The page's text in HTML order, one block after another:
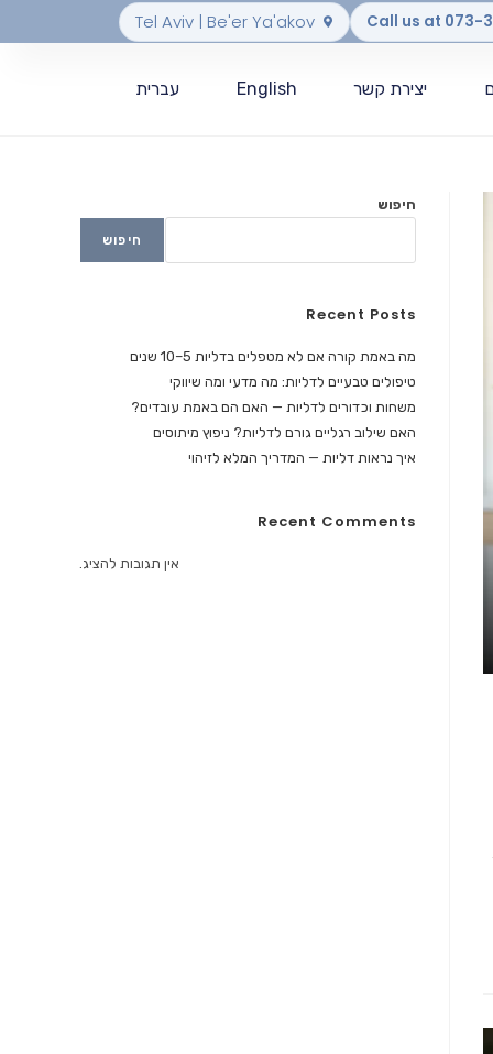
Call us at 073-
Tel Aviv | Be'er Ya'akov
יצירת קשר English עברית
חיפוש
חיפוש
Recent Posts
מה באמת קורה אם לא מטפלים בדליות 5–10 שנים
טיפולים טבעיים לדליות: מה מדעי ומה שיווקי
משחות וכדורים לדליות — האם הם באמת עובדים?
האם שילוב רגליים גורם לדליות? ניפוץ מיתוסים
איך נראות דליות — המדריך המלא לזיהוי
Recent Comments
אין תגובות להציג.